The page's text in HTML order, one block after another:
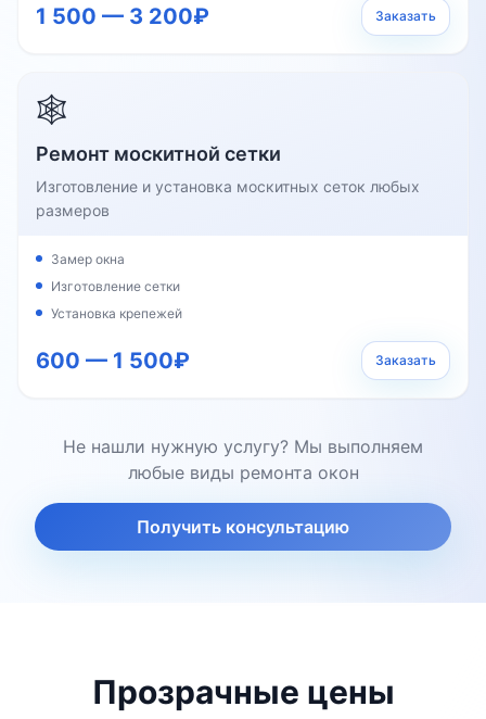
1 500 — 3 200₽ Заказать
🕸️
Ремонт москитной сетки
Изготовление и установка москитных сеток любых
размеров
Замер окна
Изготовление сетки
Установка крепежей
600 — 1 500₽ Заказать
Не нашли нужную услугу? Мы выполняем
любые виды ремонта окон
Получить консультацию
Прозрачные цены